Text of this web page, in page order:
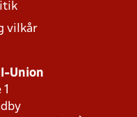
vilkår
Union